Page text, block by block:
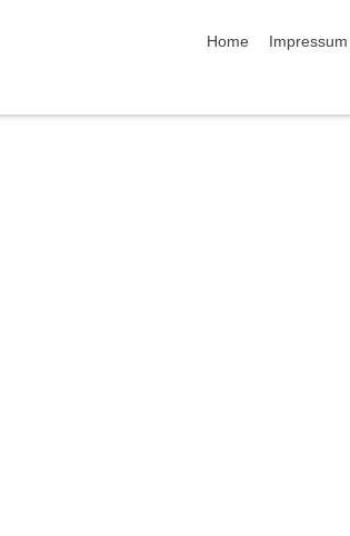
Home
Impressum